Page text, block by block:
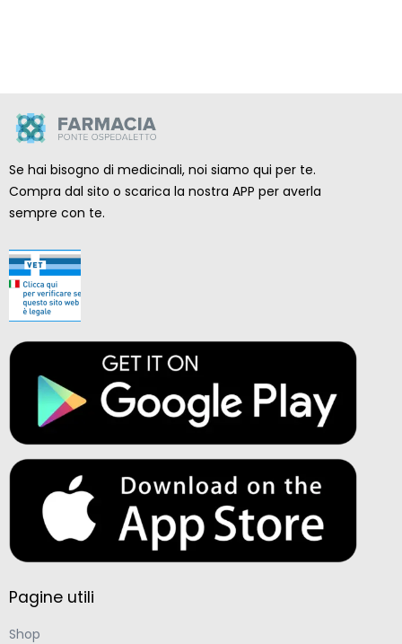
Se hai bisogno di medicinali, noi siamo qui per te.
Compra dal sito o scarica la nostra APP per averla
sempre con te.
Pagine utili
Shop